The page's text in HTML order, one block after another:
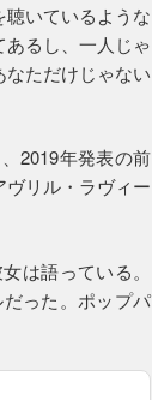
いているような
るし、一人じゃ
ただけじゃない
2019年発表の前
リル・ラヴィー
は語っている。
った。ポップパ